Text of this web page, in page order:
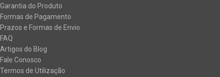
Garantia do Produto
Formas de Pagamento
Prazos e Formas de Envio
FAQ
Artigos do Blog
Fale Conosco
Termos de Utilização